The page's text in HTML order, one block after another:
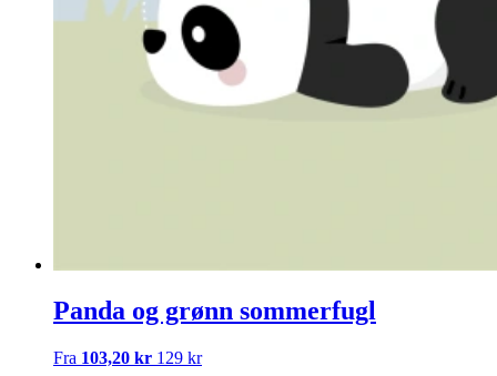
Panda og grønn sommerfugl
Fra 103,20 kr 129 kr